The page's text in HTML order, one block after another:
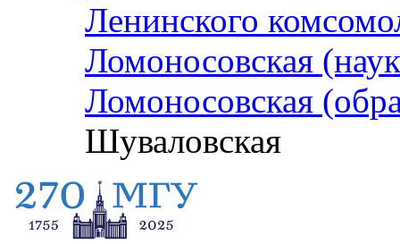
Ленинского
Ломоносовская
Ломоносовская
Шуваловская